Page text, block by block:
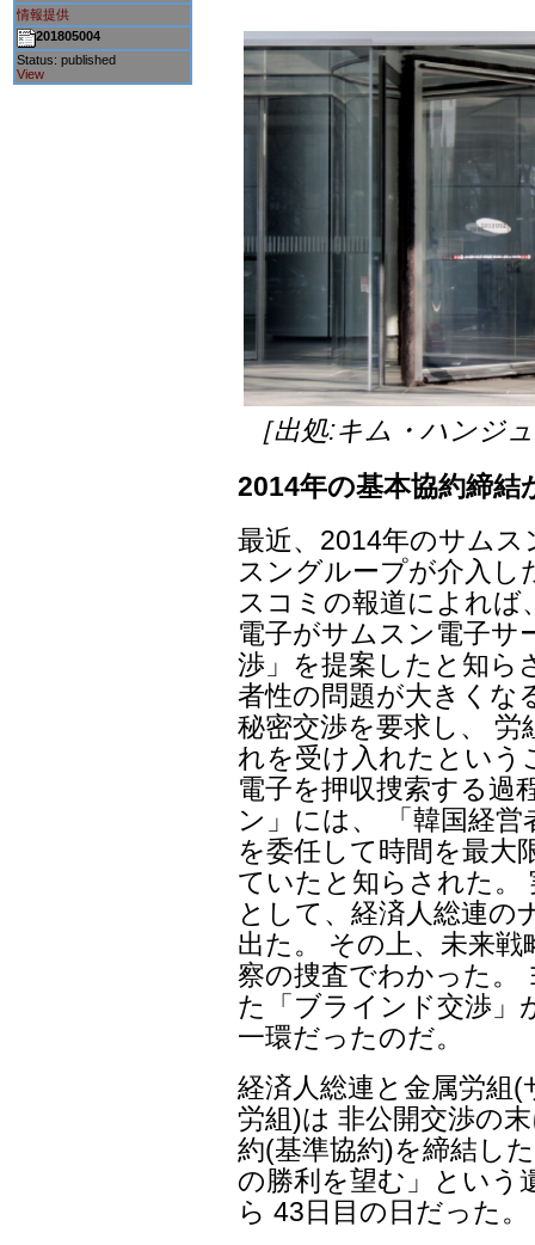
情報提供
201805004
Status: published
View
［出処:キム・ハンジ
2014年の基本協約締結
最近、2014年のサム
スングループが介入し
スコミの報道によれば
電子がサムスン電子サ
渉」を提案したと知ら
者性の問題が大きくな
秘密交渉を要求し、
れを受け入れたという
電子を押収捜索する過
ン」には、 「韓国経
を委任して時間を最大
ていたと知らされた。
として、経済人総連の
出た。 その上、未来
察の捜査でわかった。
た「ブラインド交渉」
一環だったのだ。
経済人総連と金属労組
労組)は 非公開交渉の
約(基準協約)を締結し
の勝利を望む」という
ら 43日目の日だった。